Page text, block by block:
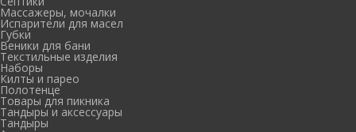
Массажеры, мочалки
Испарители для масел
Губки
Веники для бани
Текстильные изделия
Наборы
Килты и парео
Полотенце
Товары для пикника
Тандыры и аксессуары
Тандыры